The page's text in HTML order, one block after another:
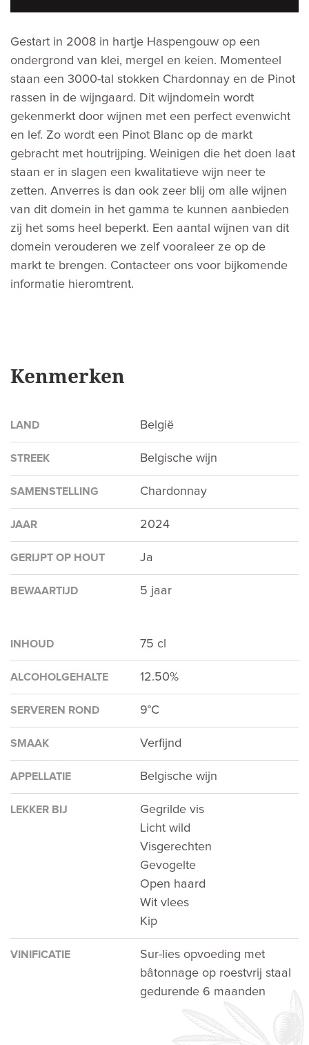
Gestart in 2008 in hartje Haspengouw op een
ondergrond van klei, mergel en keien. Momenteel
staan een 3000-tal stokken Chardonnay en de Pinot
rassen in de wijngaard. Dit wijndomein wordt
gekenmerkt door wijnen met een perfect evenwicht
en lef. Zo wordt een Pinot Blanc op de markt
gebracht met houtrijping. Weinigen die het doen laat
staan er in slagen een kwalitatieve wijn neer te
zetten. Anverres is dan ook zeer blij om alle wijnen
van dit domein in het gamma te kunnen aanbieden
zij het soms heel beperkt. Een aantal wijnen van dit
domein verouderen we zelf vooraleer ze op de
markt te brengen. Contacteer ons voor bijkomende
informatie hieromtrent.
Kenmerken
LAND België
STREEK Belgische wijn
SAMENSTELLING Chardonnay
JAAR 2024
GERIJPT OP HOUT Ja
BEWAARTIJD 5 jaar
INHOUD 75 cl
ALCOHOLGEHALTE 12.50%
SERVEREN ROND 9°C
SMAAK Verfijnd
APPELLATIE Belgische wijn
LEKKER BIJ
Gegrilde vis
Licht wild
Visgerechten
Gevogelte
Open haard
Wit vlees
Kip
VINIFICATIE
Sur-lies opvoeding met
bâtonnage op roestvrij staal
gedurende 6 maanden